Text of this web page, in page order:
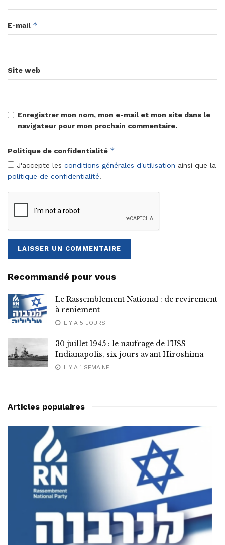
E-mail *
Site web
Enregistrer mon nom, mon e-mail et mon site dans le
navigateur pour mon prochain commentaire.
Politique de confidentialité *
J'accepte les conditions générales d'utilisation ainsi que la
politique de confidentialité.
Recommandé pour vous
Le Rassemblement National : de revirement
à reniement
IL Y A 5 JOURS
30 juillet 1945 : le naufrage de l’USS
Indianapolis, six jours avant Hiroshima
IL Y A 1 SEMAINE
Articles populaires